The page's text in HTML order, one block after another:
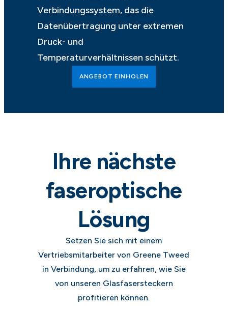
Verbindungssystem, das die
Datenübertragung unter extremen
Druck- und
Temperaturverhältnissen schützt.
ANGEBOT EINHOLEN
Ihre nächste
faseroptische
Lösung
Setzen Sie sich mit einem
Vertriebsmitarbeiter von Greene Tweed
in Verbindung, um zu erfahren, wie Sie
von unseren Glasfasersteckern
profitieren können.